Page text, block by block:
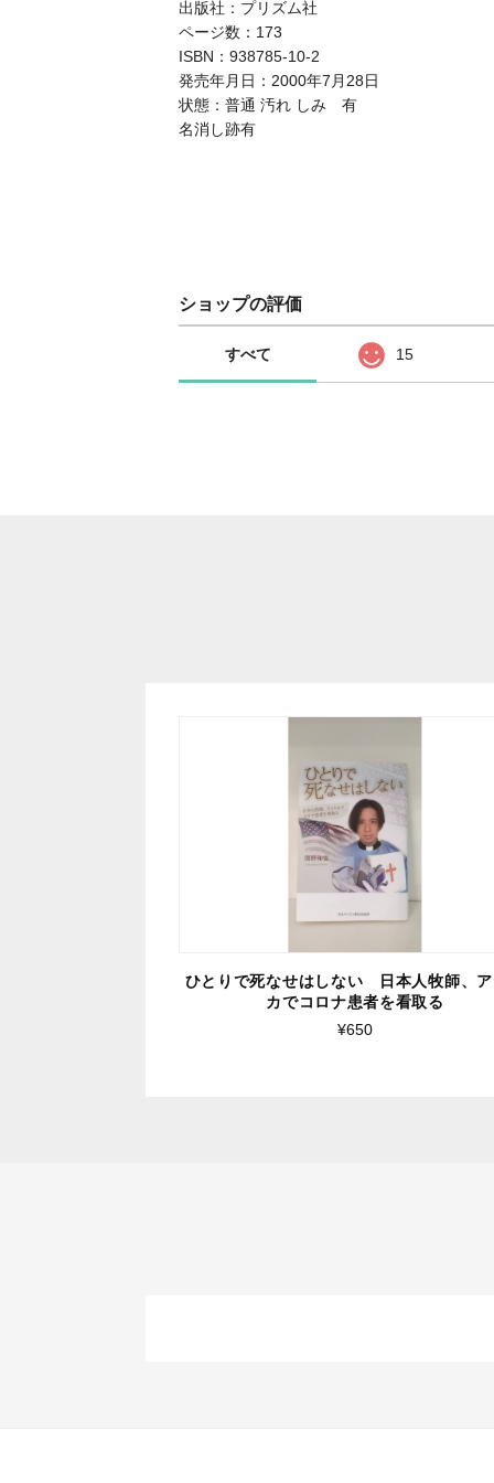
出版社：プリズム社
ページ数：173
ISBN：938785-10-2
発売年月日：2000年7月28日
状態：普通 汚れ しみ 有
名消し跡有
ショップの評価
すべて 15
ひとりで死なせはしない 日本人牧師、
カでコロナ患者を看取る
¥650